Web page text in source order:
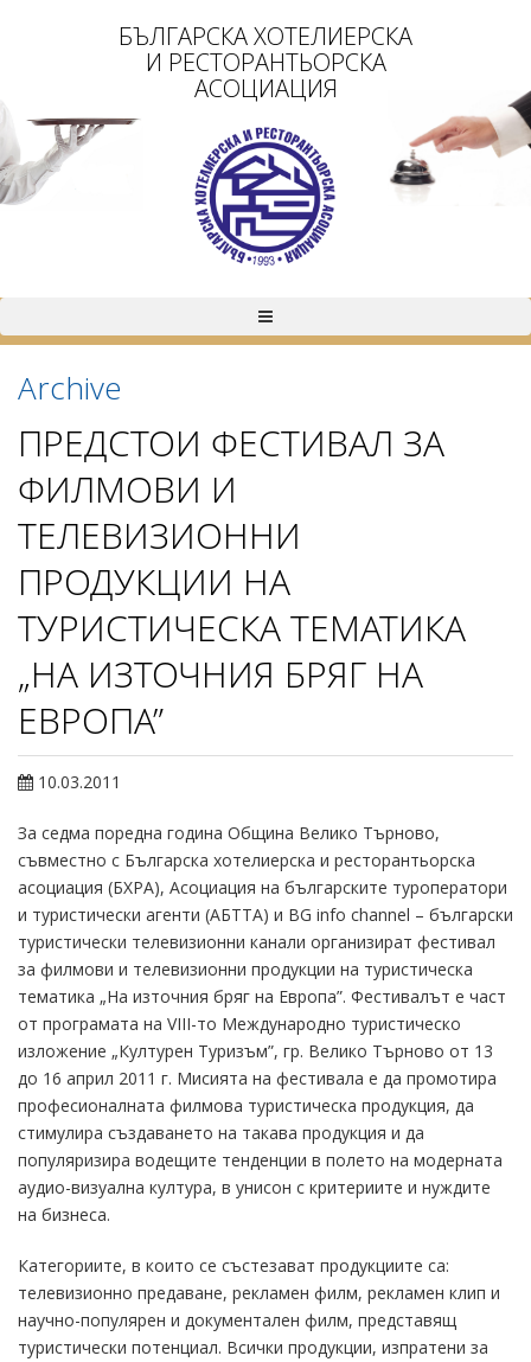
БЪЛГАРСКА ХОТЕЛИЕРСКА
И РЕСТОРАНТЬОРСКА
АСОЦИАЦИЯ
Archive
ПРЕДСТОИ ФЕСТИВАЛ ЗА
ФИЛМОВИ И
ТЕЛЕВИЗИОННИ
ПРОДУКЦИИ НА
ТУРИСТИЧЕСКА ТЕМАТИКА
„НА ИЗТОЧНИЯ БРЯГ НА
EВРОПА”
10.03.2011
За седма поредна година Община Велико Търново,
съвместно с Българска хотелиерска и ресторантьорска
асоциация (БХРА), Асоциация на българските туроператори
и туристически агенти (АБТТА) и BG info channel – български
туристически телевизионни канали организират фестивал
за филмови и телевизионни продукции на туристическа
тематика „На източния бряг на Eвропа”. Фестивалът е част
от програмата на VIII-то Международно туристическо
изложение „Културен Туризъм”, гр. Велико Търново от 13
до 16 април 2011 г. Мисията на фестивала е да промотира
професионалната филмова туристическа продукция, да
стимулира създаването на такава продукция и да
популяризира водещите тенденции в полето на модерната
аудио-визуална култура, в унисон с критериите и нуждите
на бизнеса.
Категориите, в които се състезават продукциите са:
телевизионно предаване, рекламен филм, рекламен клип и
научно-популярен и документален филм, представящ
туристически потенциал. Всички продукции, изпратени за